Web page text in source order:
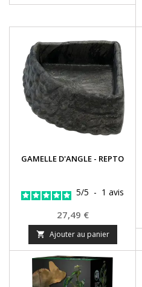
GAMELLE D'ANGLE - REPTO
5/5 - 1 avis
Prix
27,49 €
 Ajouter au panier